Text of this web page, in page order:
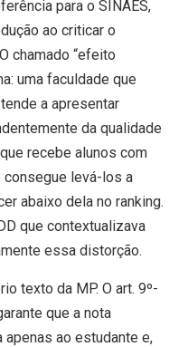
para o SINAES,
ao criticar o
chamado “efeito
uma faculdade que
a apresentar
da qualidade
recebe alunos com
consegue levá-los a
abaixo dela no ranking.
que contextualizava
essa distorção.
texto da MP. O art. 9º-
que a nota
ao estudante e,